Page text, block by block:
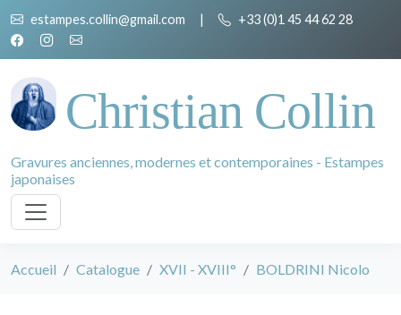
estampes.collin@gmail.com | +33 (0)1 45 44 62 28
Christian Collin
Gravures anciennes, modernes et contemporaines - Estampes
japonaises
Accueil Catalogue XVII - XVIII° BOLDRINI Nicolo